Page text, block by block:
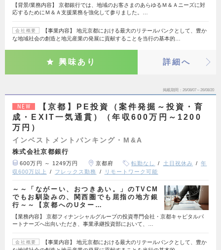
【背景/業務内容】 京都銀行では、地域のお客さまのあらゆるＭ＆Ａニーズに対
応するためにＭ＆Ａ支援業務を強化して参りました。…
会社概要
【事業内容】 地元京都における最大のリテールバンクとして、豊か
な地域社会の創造と地元産業の発展に貢献することを当行の基本的…
興味あり 詳細へ
掲載期間 26/08/07～26/08/20
NEW
【京都】PE投資（案件発掘～投資・育
成・EXIT一気通貫）（年収600万円～1200
万円）
インベストメントバンキング・M&A
株式会社京都銀行
600万円 ～ 1249万円 京都府 転勤なし 土日祝休み
年
収600万以上
フレックス勤務 リモートワーク可能
～～「ながーい、おつきあい。」のTVCM
でもお馴染みの、関西圏でも屈指の地方銀
行～～【京都へのUター…
【業務内容】 京都フィナンシャルグループの投資専門会社・京都キャピタルパ
ートナーズへ出向いただき、事業承継投資部において、…
会社概要
【事業内容】 地元京都における最大のリテールバンクとして、豊か